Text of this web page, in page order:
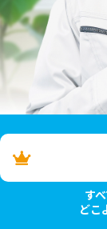
す
どこ